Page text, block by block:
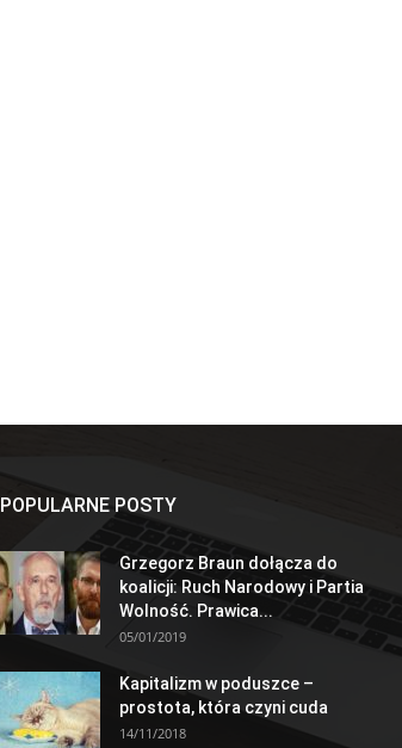
POPULARNE POSTY
Grzegorz Braun dołącza do
koalicji: Ruch Narodowy i Partia
Wolność. Prawica...
05/01/2019
Kapitalizm w poduszce –
prostota, która czyni cuda
14/11/2018